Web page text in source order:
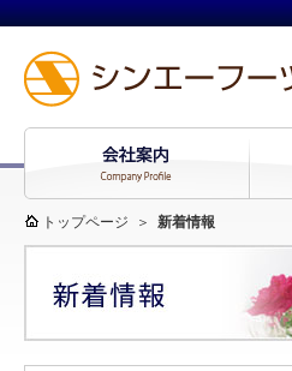
トップページ ＞ 新着情報